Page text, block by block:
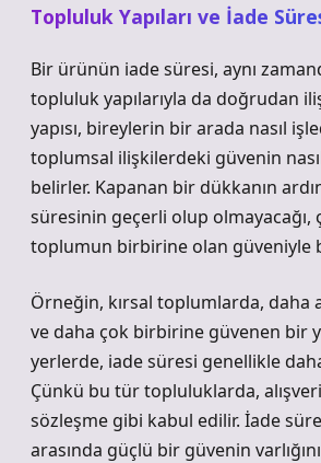
Topluluk Yapıları ve İade
Bir ürünün iade süresi, aynı
topluluk yapılarıyla da doğrudan
yapısı, bireylerin bir arada nasıl
toplumsal ilişkilerdeki güvenin
belirler. Kapanan bir dükkanın
süresinin geçerli olup olmayacağı,
toplumun birbirine olan güveniyle
Örneğin, kırsal toplumlarda, daha
ve daha çok birbirine güvenen bir
yerlerde, iade süresi genellikle
Çünkü bu tür topluluklarda,
sözleşme gibi kabul edilir. İade
arasında güçlü bir güvenin